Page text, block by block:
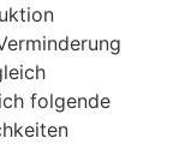
folgende